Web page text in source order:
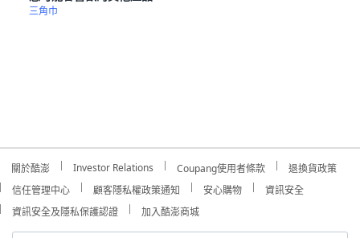
三角巾
關於酷澎 Investor Relations Coupang使用者條款
退換貨政策
信任管理中心
顧客隱私權政策通知 安心購物
資訊安全
資訊安全及隱私保護認證
加入酷澎商城